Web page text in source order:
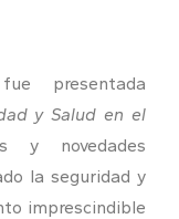
presentada
y Salud en el
y novedades
la seguridad y
imprescindible